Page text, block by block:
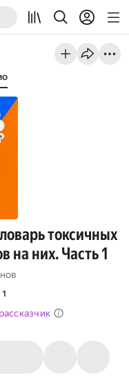
токсичных
на них. Часть 1
1